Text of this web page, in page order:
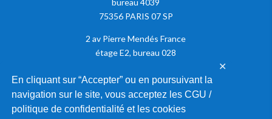
En cliquant sur “Accepter” ou en poursuivant la
navigation sur le site, vous acceptez les CGU /
politique de confidentialité et les cookies
✕
bureau 4039
75356 PARIS 07 SP
2 av Pierre Mendés France
étage E2, bureau 028
Adhérer à la CFTC